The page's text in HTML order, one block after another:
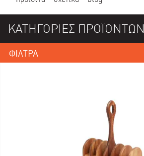
ΚΑΤΗΓΟΡΙΕΣ ΠΡΟΪΟΝΤΩΝ
ΦΙΛΤΡΑ